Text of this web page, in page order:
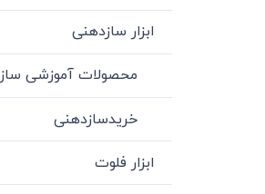
ابزار سازدهنی
محصولات آموزشی
خریدسازدهنی
ابزار فلوت